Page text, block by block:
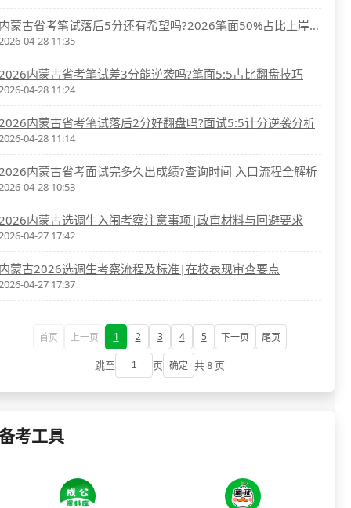
内蒙古省考笔试落后5分还有希望吗?2026笔面50%占比上岸解析
04-28 11:35
内蒙古省考笔试差3分能逆袭吗?笔面5:5占比翻盘技巧
04-28 11:24
内蒙古省考笔试落后2分好翻盘吗?面试5:5计分逆袭分析
04-28 11:14
内蒙古省考面试完多久出成绩?查询时间 入口流程全解析
04-28 10:53
内蒙古选调生入闱考察注意事项|政审材料与回避要求
04-27 17:42
蒙古2026选调生考察流程及标准|在校表现审查要点
04-27 17:37
首页 上一页 1 2 3 4 5 下一页 尾页
跳至 页 确定 共 8 页
考工具